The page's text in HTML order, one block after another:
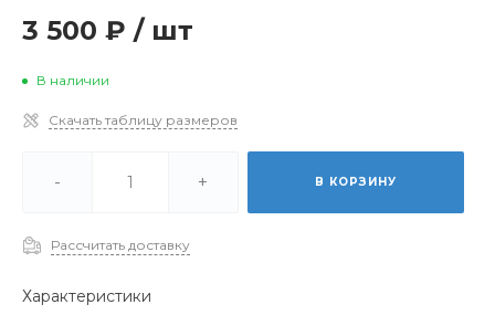
3 500 ₽ / шт
В наличии
Скачать таблицу размеров
- + В КОРЗИНУ
Рассчитать доставку
Характеристики